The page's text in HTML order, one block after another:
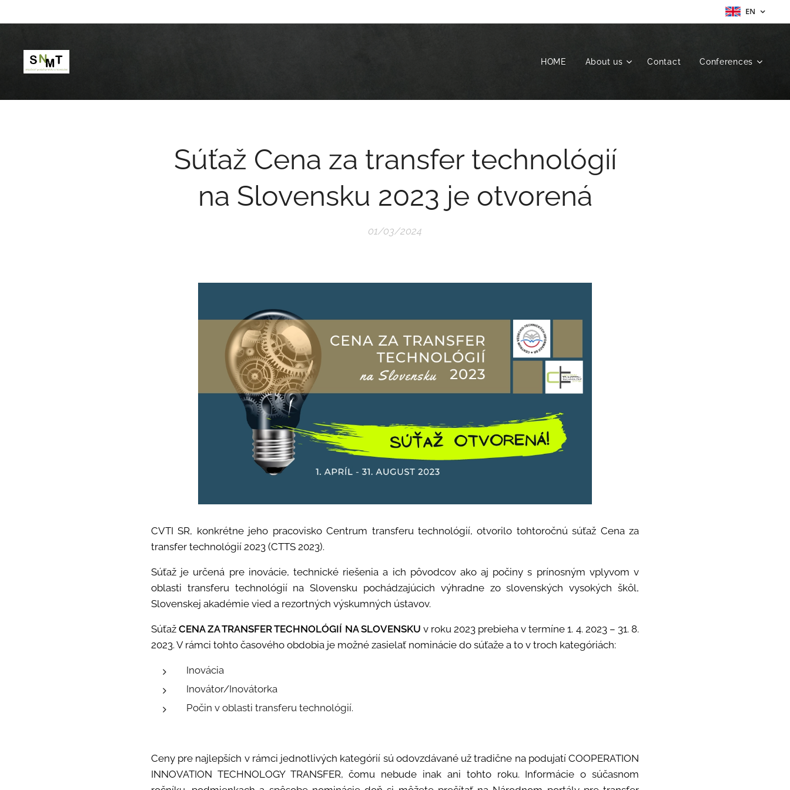
EN
HOME About us Contact Conferences
Súťaž Cena za transfer technológií
na Slovensku 2023 je otvorená
01/03/2024
CVTI SR, konkrétne jeho pracovisko Centrum transferu technológií, otvorilo tohtoročnú súťaž Cena za
transfer technológií 2023 (CTTS 2023).
Súťaž je určená pre inovácie, technické riešenia a ich pôvodcov ako aj počiny s prínosným vplyvom v
oblasti transferu technológií na Slovensku pochádzajúcich výhradne zo slovenských vysokých škôl,
Slovenskej akadémie vied a rezortných výskumných ústavov.
SúťažCENA ZA TRANSFER TECHNOLÓGIÍ NA SLOVENSKU v roku 2023 prebieha v termíne 1. 4. 2023 – 31. 8.
2023. V rámci tohto časového obdobia je možné zasielať nominácie do súťaže a to v troch kategóriách:
Inovácia
Inovátor/Inovátorka
Počin v oblasti transferu technológií.
Ceny pre najlepších v rámci jednotlivých kategórií sú odovzdávané už tradične na podujatí COOPERATION
INNOVATION TECHNOLOGY TRANSFER, čomu nebude inak ani tohto roku. Informácie o súčasnom